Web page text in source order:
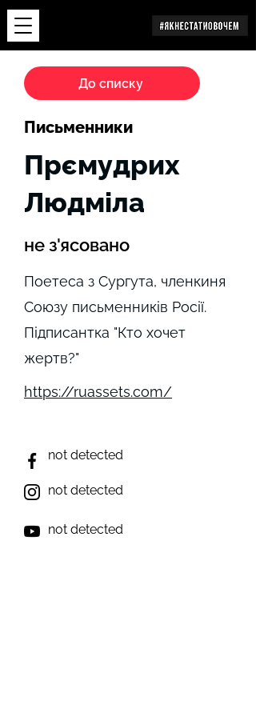
До списку
Письменники
не з'ясовано
Прємудрих
Людміла
Поетеса з Сургута, членкиня
Союзу письменників Росії.
Підписантка "Кто хочет
жертв?"
https://ruassets.com/
not detected
not detected
not detected